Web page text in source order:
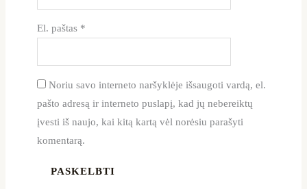
El. paštas *
Noriu savo interneto naršyklėje išsaugoti vardą, el.
pašto adresą ir interneto puslapį, kad jų nebereiktų
įvesti iš naujo, kai kitą kartą vėl norėsiu parašyti
komentarą.